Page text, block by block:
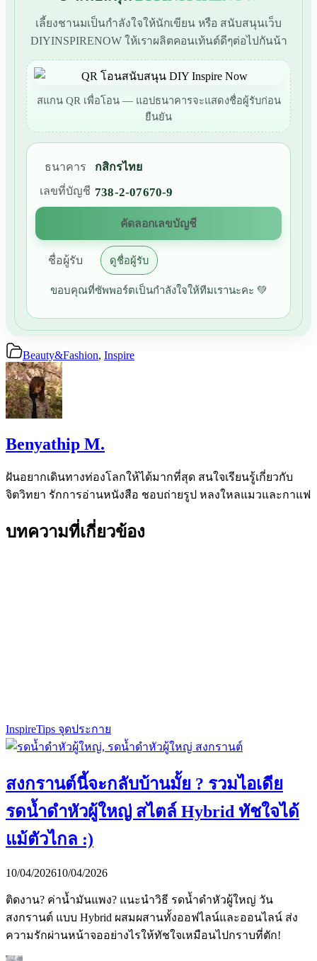
เลี้ยงชานมเป็นกำลังใจให้นักเขียน หรือ สนับสนุนเว็บ
DIYINSPIRENOW ให้เราผลิตคอนเท้นต์ดีๆต่อไปกันน้า
สแกน QR เพื่อโอน — แอปธนาคารจะแสดงชื่อผู้รับก่อน
ยืนยัน
ธนาคาร
กสิกรไทย
เลขที่บัญชี 738-2-07670-9
คัดลอกเลขบัญชี
ชื่อผู้รับ ดูชื่อผู้รับ
ขอบคุณที่ซัพพอร์ตเป็นกำลังใจให้ทีมเรานะคะ 💚
Beauty&Fashion, Inspire
Benyathip M.
ฝันอยากเดินทางท่องโลกให้ได้มากที่สุด สนใจเรียนรู้เกี่ยวกับ
จิตวิทยา รักการอ่านหนังสือ ชอบถ่ายรูป หลงใหลแมวและกาแฟ
บทความที่เกี่ยวข้อง
InspireTips จุดประกาย
สงกรานต์นี้จะกลับบ้านมั้ย ? รวมไอเดีย
รดน้ำดำหัวผู้ใหญ่ สไตล์ Hybrid ทัชใจได้
แม้ตัวไกล :)
10/04/202610/04/2026
ติดงาน? ค่าน้ำมันแพง? แนะนำวิธี รดน้ำดำหัวผู้ใหญ่ วัน
สงกรานต์ แบบ Hybrid ผสมผสานทั้งออฟไลน์และออนไลน์ ส่ง
ความรักผ่านหน้าจออย่างไรให้ทัชใจเหมือนไปกราบที่ตัก!